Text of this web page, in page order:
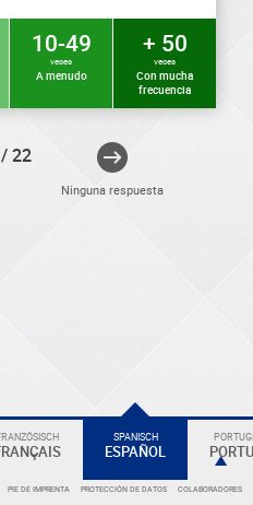
10-49
veces
A menudo
+ 50
veces
Con mucha
frecuencia
22
Ninguna respuesta
SPANISCH
ESPAÑOL
PIE DE IMPRENTA PROTECCIÓN DE DATOS COLABORADORES